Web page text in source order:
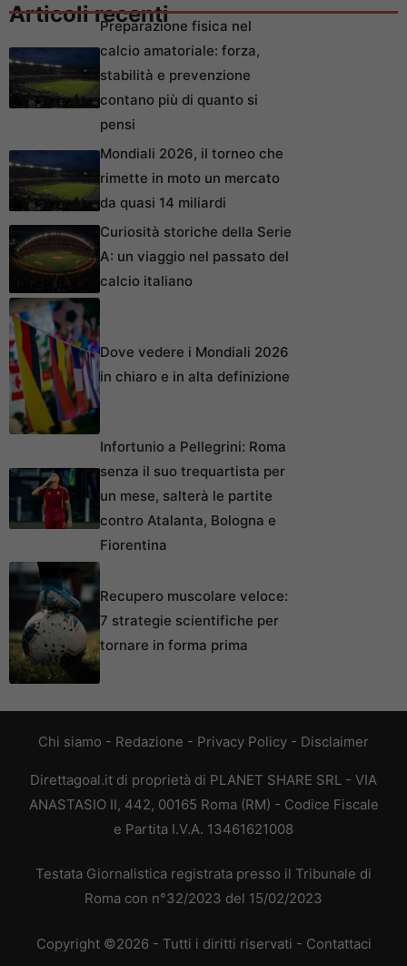
Articoli recentiPreparazione fisica nel
calcio amatoriale: forza,
stabilità e prevenzione
contano più di quanto si
pensi
Mondiali 2026, il torneo che
rimette in moto un mercato
da quasi 14 miliardi
Curiosità storiche della Serie
A: un viaggio nel passato del
calcio italiano
Dove vedere i Mondiali 2026
in chiaro e in alta definizione
Infortunio a Pellegrini: Roma
senza il suo trequartista per
un mese, salterà le partite
contro Atalanta, Bologna e
Fiorentina
Recupero muscolare veloce:
7 strategie scientifiche per
tornare in forma prima
Chi siamo - Redazione - Privacy Policy - Disclaimer
Direttagoal.it di proprietà di PLANET SHARE SRL - VIA
ANASTASIO II, 442, 00165 Roma (RM) - Codice Fiscale
e Partita I.V.A. 13461621008
Testata Giornalistica registrata presso il Tribunale di
Roma con n°32/2023 del 15/02/2023
Copyright ©2026 - Tutti i diritti riservati - Contattaci